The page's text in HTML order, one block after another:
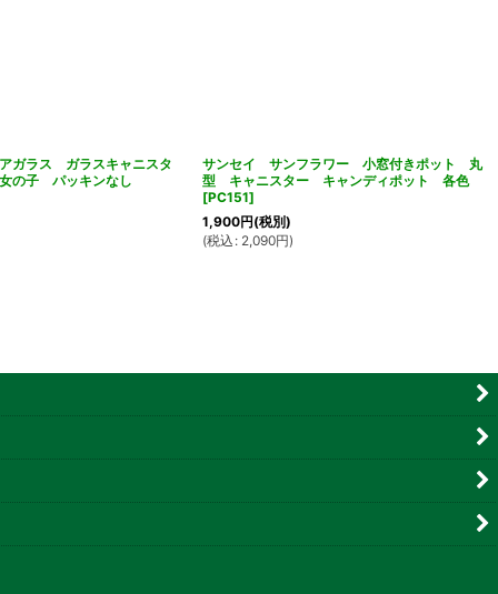
ガラス ガラスキャニスタ
の子 パッキンなし
サンセイ サンフラワー 小窓付きポット 丸
型 キャニスター キャンディポット 各色
[PC151]
1,900円(税別)
(税込 : 2,090円)